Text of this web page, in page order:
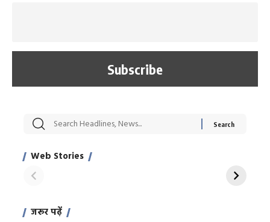
Web Stories
सट्टेबाजी में अरेस्ट हुए
साहिल खान
रोज एक कच्चे लहसुन
जरूर पढ़ें